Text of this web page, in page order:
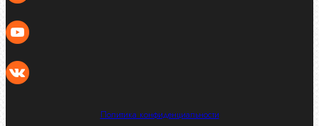
Политика конфиденциальности